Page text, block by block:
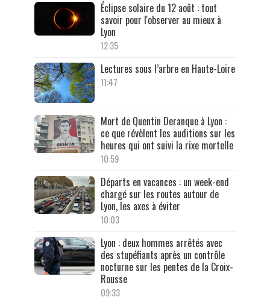
Éclipse solaire du 12 août : tout
savoir pour l'observer au mieux à
Lyon
12:35
Lectures sous l’arbre en Haute-Loire
11:47
Mort de Quentin Deranque à Lyon :
ce que révèlent les auditions sur les
heures qui ont suivi la rixe mortelle
10:59
Départs en vacances : un week-end
chargé sur les routes autour de
Lyon, les axes à éviter
10:03
Lyon : deux hommes arrêtés avec
des stupéfiants après un contrôle
nocturne sur les pentes de la Croix-
Rousse
09:33